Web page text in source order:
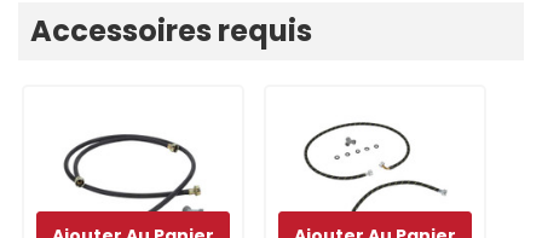
Accessoires requis